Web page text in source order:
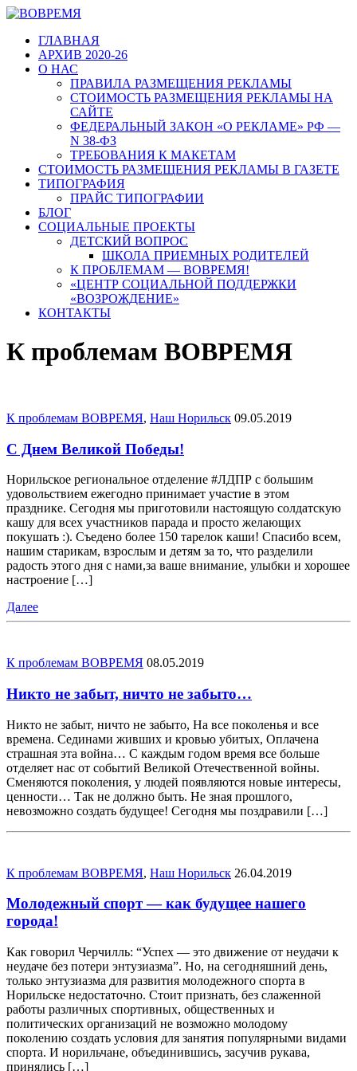
ГЛАВНАЯ
АРХИВ 2020-26
О НАС
ПРАВИЛА РАЗМЕЩЕНИЯ РЕКЛАМЫ
СТОИМОСТЬ РАЗМЕЩЕНИЯ РЕКЛАМЫ НА
САЙТЕ
ФЕДЕРАЛЬНЫЙ ЗАКОН «О РЕКЛАМЕ» РФ —
N 38-ФЗ
ТРЕБОВАНИЯ К МАКЕТАМ
СТОИМОСТЬ РАЗМЕЩЕНИЯ РЕКЛАМЫ В ГАЗЕТЕ
ТИПОГРАФИЯ
ПРАЙС ТИПОГРАФИИ
БЛОГ
СОЦИАЛЬНЫЕ ПРОЕКТЫ
ДЕТСКИЙ ВОПРОС
ШКОЛА ПРИЕМНЫХ РОДИТЕЛЕЙ
К ПРОБЛЕМАМ — ВОВРЕМЯ!
«ЦЕНТР СОЦИАЛЬНОЙ ПОДДЕРЖКИ
«ВОЗРОЖДЕНИЕ»
КОНТАКТЫ
К проблемам ВОВРЕМЯ
К проблемам ВОВРЕМЯ, Наш Норильск 09.05.2019
С Днем Великой Победы!
Норильское региональное отделение #ЛДПР с большим
удовольствием ежегодно принимает участие в этом
празднике. Сегодня мы приготовили настоящую солдатскую
кашу для всех участников парада и просто желающих
покушать :). Съедено более 150 тарелок каши! Спасибо всем,
нашим старикам, взрослым и детям за то, что разделили
радость этого дня с нами,за ваше внимание, улыбки и хорошее
настроение […]
Далее
К проблемам ВОВРЕМЯ 08.05.2019
Никто не забыт, ничто не забыто…
Никто не забыт, ничто не забыто, На все поколенья и все
времена. Сединами живших и кровью убитых, Оплачена
страшная эта война… С каждым годом время все больше
отделяет нас от событий Великой Отечественной войны.
Сменяются поколения, у людей появляются новые интересы,
ценности… Так не должно быть. Не зная прошлого,
невозможно создать будущее! Сегодня мы поздравили […]
К проблемам ВОВРЕМЯ, Наш Норильск 26.04.2019
Молодежный спорт — как будущее нашего
города!
Как говорил Черчилль: “Успех — это движение от неудачи к
неудаче без потери энтузиазма”. Но, на сегодняшний день,
только энтузиазма для развития молодежного спорта в
Норильске недостаточно. Стоит признать, без слаженной
работы различных спортивных, общественных и
политических организаций не возможно молодому
поколению создать условия для занятия популярными видами
спорта. И норильчане, объединившись, засучив рукава,
принялись […]